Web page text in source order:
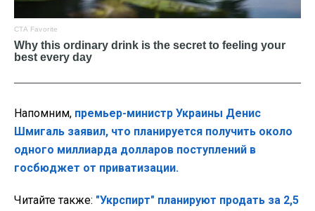
Напомним, премьер-министр Украины Денис
Шмигаль заявил, что планируется получить около
одного миллиарда долларов поступлений в
госбюджет от приватизации.
Читайте также: "Укрспирт" планируют продать за 2,5